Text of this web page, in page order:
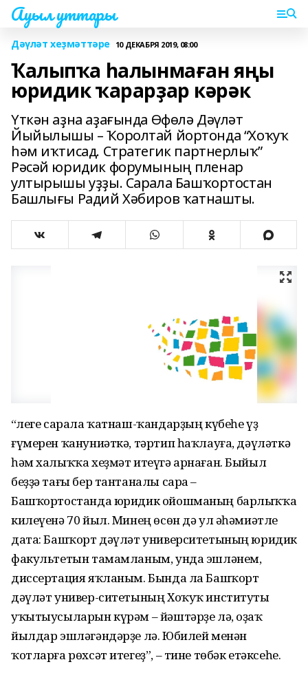
Ауыл уттары
Дәүләт хеҙмәттәре 10 ДЕКАБРЯ 2019, 08:00
Ҡалыпҡа һалынмаған яңы
юридик ҡарарҙар кәрәк
Үткән аҙна аҙағында Өфөлә Дәүләт
Йыйылышы – Ҡоролтай йортонда “Хоҡуҡ
һәм иҡтисад. Стратегик партнерлыҡ”
Рәсәй юридик форумының пленар
ултырышы уҙҙы. Сарала Башҡортостан
Башлығы Радий Хәбиров ҡатнашты.
“Әлеге сарала ҡатнаш-ҡандарҙың күбеһе үҙ
ғүмерен ҡануниәткә, тәртип һаҡлауға, дәүләткә
һәм халыҡҡа хеҙмәт итеүгә арнаған. Быйыл
беҙҙә тағы бер тантаналы сара –
Башҡортостанда юридик ойошманың барлыҡҡа
килеүенә 70 йыл. Минең өсөн дә ул әһәмиәтле
дата: Башҡорт дәүләт университетының юридик
факультетын тамамланым, унда эшләнем,
диссертация яҡланым. Бында ла Башҡорт
дәүләт универ-ситетының Хоҡуҡ институты
уҡытыусыларын күрәм – йәштәрҙе лә, оҙаҡ
йылдар эшләгәндәрҙе лә. Юбилей менән
ҡотларға рөхсәт итегеҙ”, – тине төбәк етәксеһе.